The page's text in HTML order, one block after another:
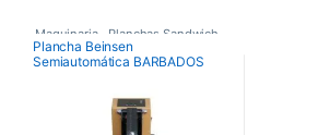
Maquinaria Planchas Sandwich
Planchas Térmicas
Plancha Beinsen
Semiautomática BARBADOS